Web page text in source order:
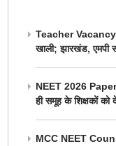
Teacher Vacancy
खाली; झारखंड, एमपी
NEET 2026 Paper
ही समूह के शिक्षकों
MCC NEET